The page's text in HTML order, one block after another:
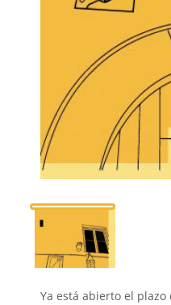
Ya está abierto el